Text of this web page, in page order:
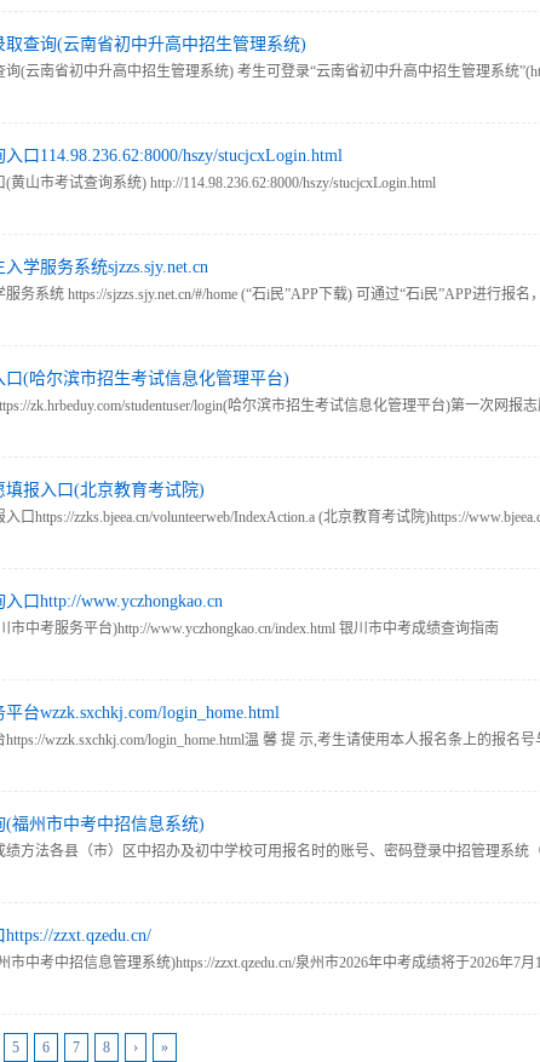
取查询(云南省初中升高中招生管理系统)
(云南省初中升高中招生管理系统) 考生可登录“云南省初中升高中招生管理系统
口114.98.236.62:8000/hszy/stucjcxLogin.html
山市考试查询系统) http://114.98.236.62:8000/hszy/stucjcxLogin.html
学服务系统sjzzs.sjy.net.cn
务系统 https://sjzzs.sjy.net.cn/#/home (“石i民”APP下载) 可通过“石i民”APP进行报
口(哈尔滨市招生考试信息化管理平台)
zk.hrbeduy.com/studentuser/login(哈尔滨市招生考试信息化管理平台)第一次网
第三次网报志愿起止时间：7月28日9:00—7月29日15:00.
填报入口(北京教育考试院)
口https://zzks.bjeea.cn/volunteerweb/IndexAction.a (北京教育考试院)https://
口http://www.yczhongkao.cn
中考服务平台)http://www.yczhongkao.cn/index.html 银川市中考成绩查询指南
台wzzk.sxchkj.com/login_home.html
wzzk.sxchkj.com/login_home.html温 馨 提 示,考生请使用本人报名条上的报
个人代替考生报名、填报志愿，请勿泄露帐号密码。密码遗忘或丢失，请第一时
(福州市中考中招信息系统)
方法各县（市）区中招办及初中学校可用报名时的账号、密码登录中招管理系统（
zzxt.qzedu.cn/
市中考中招信息管理系统)https://zzxt.qzedu.cn/泉州市2026年中考成绩将于2026年
5 6 7 8 › »